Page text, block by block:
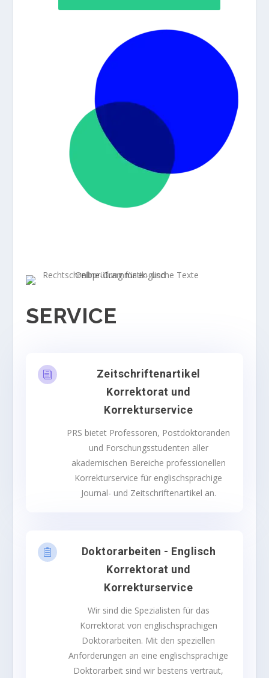
SERVICE
i
Zeitschriftenartikel
Korrektorat und
Korrekturservice
PRS bietet Professoren, Postdoktoranden
und Forschungsstudenten aller
akademischen Bereiche professionellen
Korrekturservice für englischsprachige
Journal- und Zeitschriftenartikel an.

Doktorarbeiten - Englisch
Korrektorat und
Korrekturservice
Wir sind die Spezialisten für das
Korrektorat von englischsprachigen
Doktorarbeiten. Mit den speziellen
Anforderungen an eine englischsprachige
Doktorarbeit sind wir bestens vertraut,